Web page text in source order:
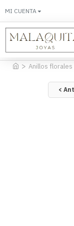
MI CUENTA
Anillos
<